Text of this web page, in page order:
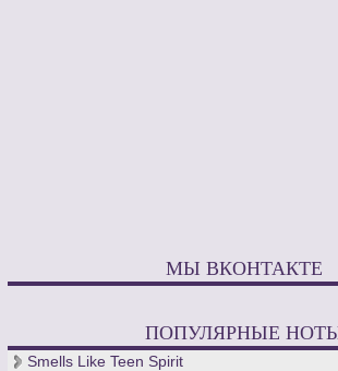
МЫ ВКОНТАКТЕ
ПОПУЛЯРНЫЕ
Smells Like Teen Spirit